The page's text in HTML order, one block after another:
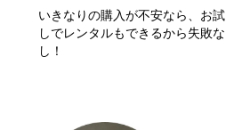
いきなりの購入が不安なら、お試
しでレンタルもできるから失敗な
し！